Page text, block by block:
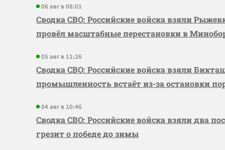
06 авг в 08:01
Сводка СВО: Российские войска взяли
провёл масштабные перестановки в
05 авг в 11:26
Сводка СВО: Российские войска взяли
промышленность встаёт из-за остановки
04 авг в 10:46
Сводка СВО: Российские войска взяли два
грезит о победе до зимы